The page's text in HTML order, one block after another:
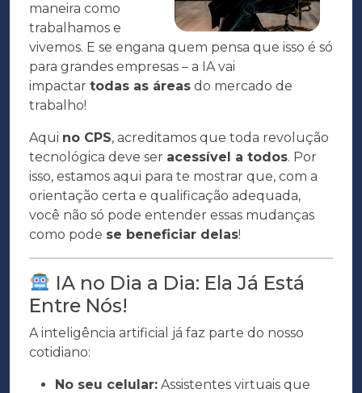
maneira como
trabalhamos e
vivemos. E se engana quem pensa que isso é só
para grandes empresas – a IA vai
impactar todas as áreas do mercado de
trabalho!
Aqui no CPS, acreditamos que toda revolução
tecnológica deve ser acessível a todos. Por
isso, estamos aqui para te mostrar que, com a
orientação certa e qualificação adequada,
você não só pode entender essas mudanças
como pode se beneficiar delas!
IA no Dia a Dia: Ela Já Está
Entre Nós!
A inteligência artificial já faz parte do nosso
cotidiano:
No seu celular: Assistentes virtuais que